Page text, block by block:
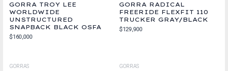
GORRA TROY LEE
WORLDWIDE
UNSTRUCTURED
SNAPBACK BLACK OSFA
$160,000
GORRA RADICAL
FREERIDE FLEXFIT 110
TRUCKER GRAY/BLACK
$129,900
GORRAS GORRAS